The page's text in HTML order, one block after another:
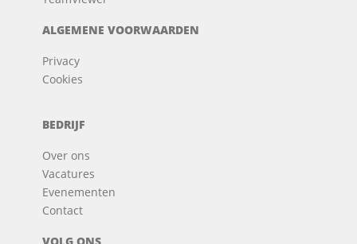
ALGEMENE VOORWAARDEN
Privacy
Cookies
BEDRIJF
Over ons
Vacatures
Evenementen
Contact